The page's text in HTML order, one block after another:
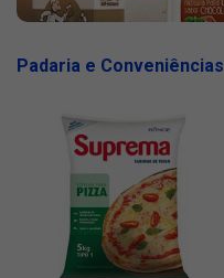
Padaria e Conveniências